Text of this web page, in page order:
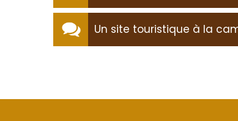
Un site touristique à la